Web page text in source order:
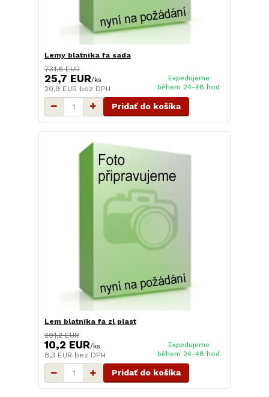
Lemy blatníka fa sada
731,6 EUR
25,7 EUR/ks
20,9 EUR bez DPH
Expedujeme
během 24-48 hod
Pridať do košíka
Lem blatníka fa zl plast
291,2 EUR
10,2 EUR/ks
8,3 EUR bez DPH
Expedujeme
během 24-48 hod
Pridať do košíka